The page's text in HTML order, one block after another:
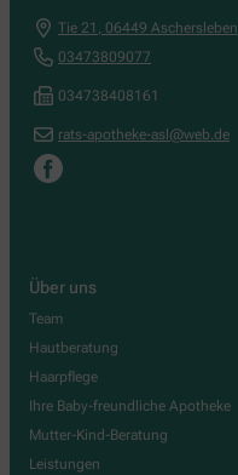
Tie 21 , 06449 Aschersleben
03473809077
034738408161
rats-apotheke-asl@web.de
Über uns
Team
Hautberatung
Haarpflege
Ihre Baby-freundliche Apotheke
Mutter-Kind-Beratung
Leistungen